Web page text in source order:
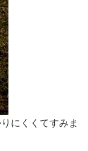
にくくてすみま